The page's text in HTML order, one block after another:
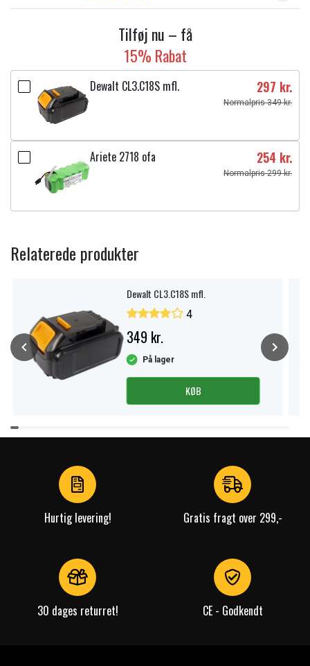
Tilføj nu – få
15% Rabat
Dewalt CL3.C18S mfl. 297 kr.
Normalpris 349 kr.
Ariete 2718 ofa 254 kr.
Normalpris 299 kr.
Relaterede produkter
Dewalt CL3.C18S mfl.
4
349 kr.
På lager
KØB
Item
1
Hurtig levering! Gratis fragt over 299,-
30 dages returret! CE - Godkendt